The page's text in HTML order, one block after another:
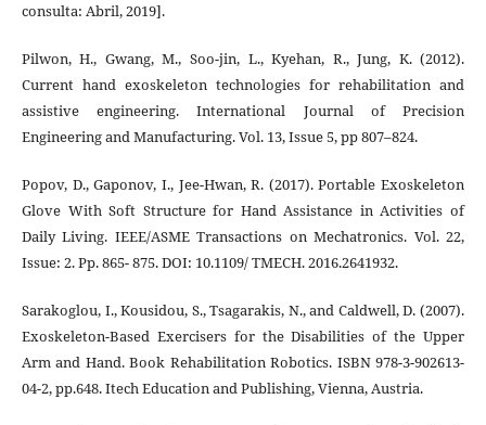
consulta: Abril, 2019].
Pilwon, H., Gwang, M., Soo-jin, L., Kyehan, R., Jung, K. (2012).
Current hand exoskeleton technologies for rehabilitation and
assistive engineering. International Journal of Precision
Engineering and Manufacturing. Vol. 13, Issue 5, pp 807–824.
Popov, D., Gaponov, I., Jee-Hwan, R. (2017). Portable Exoskeleton
Glove With Soft Structure for Hand Assistance in Activities of
Daily Living. IEEE/ASME Transactions on Mechatronics. Vol. 22,
Issue: 2. Pp. 865- 875. DOI: 10.1109/ TMECH. 2016.2641932.
Sarakoglou, I., Kousidou, S., Tsagarakis, N., and Caldwell, D. (2007).
Exoskeleton-Based Exercisers for the Disabilities of the Upper
Arm and Hand. Book Rehabilitation Robotics. ISBN 978-3-902613-
04-2, pp.648. Itech Education and Publishing, Vienna, Austria.